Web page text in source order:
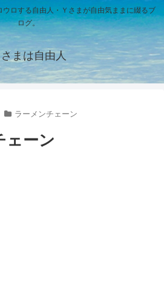
ロする自由人・Ｙさまが自由気ままに綴るブ
ログ。
さまは自由人
ラーメンチェーン
ェーン